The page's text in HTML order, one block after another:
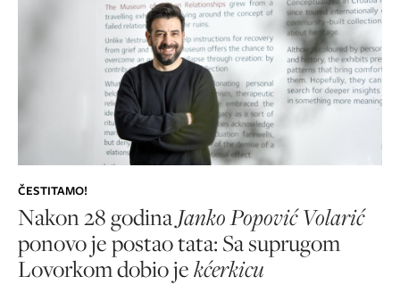
ČESTITAMO!
Nakon 28 godina Janko Popović Volarić
ponovo je postao tata: Sa suprugom
Lovorkom dobio jekćerkicu